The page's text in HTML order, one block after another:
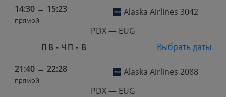
14:30 → 15:23
прямой
Alaska Airlines 3042
PDX — EUG
П В - Ч П - В
Выбрать даты
21:40 → 22:28
прямой
Alaska Airlines 2088
PDX — EUG